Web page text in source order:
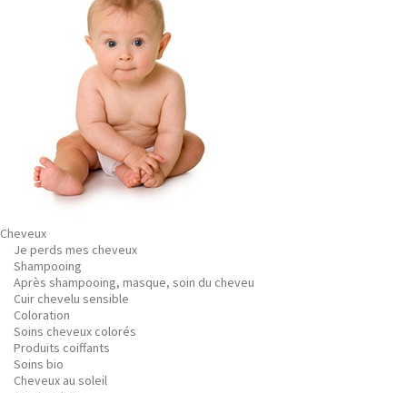
Cheveux
Je perds mes cheveux
Shampooing
Après shampooing, masque, soin du cheveu
Cuir chevelu sensible
Coloration
Soins cheveux colorés
Produits coiffants
Soins bio
Cheveux au soleil